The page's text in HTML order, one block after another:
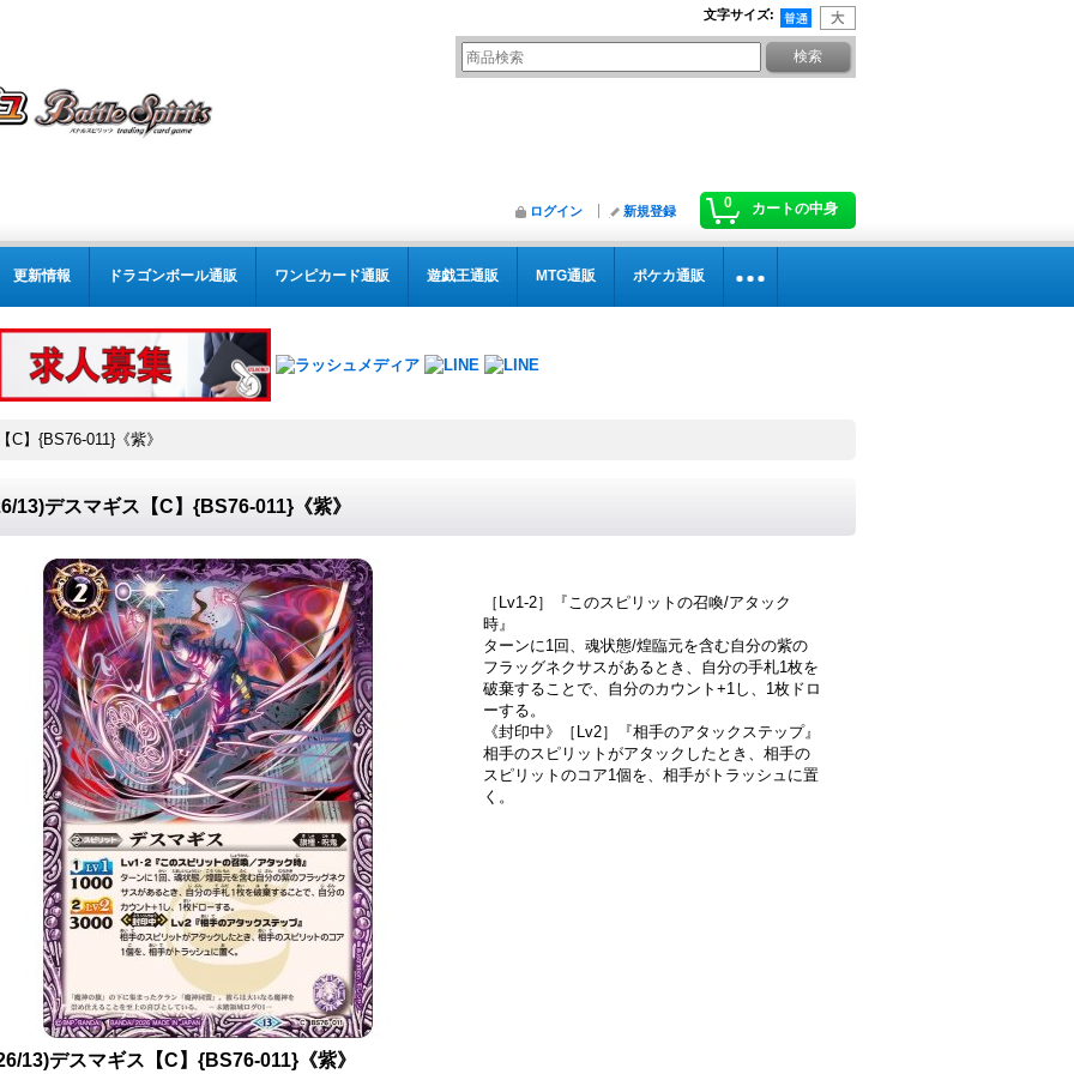
文字サイズ:
0 カートの中身
ログイン 新規登録
更新情報 ドラゴンボール通販 ワンピカード通販 遊戯王通販 MTG通販 ポケカ通販
C】{BS76-011}《紫》
13)デスマギス【C】{BS76-011}《紫》
［Lv1-2］『このスピリットの召喚/アタック
時』
ターンに1回、魂状態/煌臨元を含む自分の紫の
フラッグネクサスがあるとき、自分の手札1枚を
破棄することで、自分のカウント+1し、1枚ドロ
ーする。
《封印中》［Lv2］『相手のアタックステップ』
相手のスピリットがアタックしたとき、相手の
スピリットのコア1個を、相手がトラッシュに置
く。
13)デスマギス【C】{BS76-011}《紫》